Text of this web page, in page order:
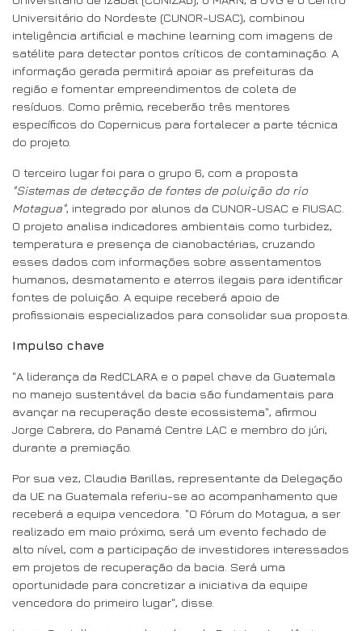
Universitário do Nordeste (CUNOR-USAC), combinou
inteligência artificial e machine learning com imagens de
satélite para detectar pontos críticos de contaminação. A
informação gerada permitirá apoiar as prefeituras da
região e fomentar empreendimentos de coleta de
resíduos. Como prêmio, receberão três mentores
específicos do Copernicus para fortalecer a parte técnica
do projeto.
O terceiro lugar foi para o grupo 6, com a proposta
"Sistemas de detecção de fontes de poluição do rio
Motagua", integrado por alunos da CUNOR-USAC e FIUSAC.
O projeto analisa indicadores ambientais como turbidez,
temperatura e presença de cianobactérias, cruzando
esses dados com informações sobre assentamentos
humanos, desmatamento e aterros ilegais para identificar
fontes de poluição. A equipe receberá apoio de
profissionais especializados para consolidar sua proposta.
Impulso chave
"A liderança da RedCLARA e o papel chave da Guatemala
no manejo sustentável da bacia são fundamentais para
avançar na recuperação deste ecossistema", afirmou
Jorge Cabrera, do Panamá Centre LAC e membro do júri,
durante a premiação.
Por sua vez, Claudia Barillas, representante da Delegação
da UE na Guatemala referiu-se ao acompanhamento que
receberá a equipa vencedora. "O Fórum do Motagua, a ser
realizado em maio próximo, será um evento fechado de
alto nível, com a participação de investidores interessados
em projetos de recuperação da bacia. Será uma
oportunidade para concretizar a iniciativa da equipe
vencedora do primeiro lugar", disse.